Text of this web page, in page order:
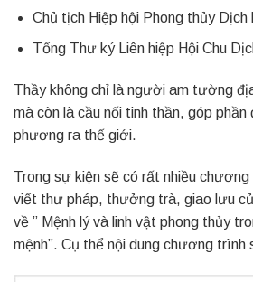
Chủ tịch Hiệp hội Phong thủy Dịch
Tổng Thư ký Liên hiệp Hội Chu
Thầy không chỉ là người am tường
mà còn là cầu nối tinh thần, góp
phương ra thế giới.
Trong sự kiện sẽ có rất nhiều
viết thư pháp, thưởng trà, giao lưu
về ” Mệnh lý và linh vật phong thủy
mệnh”. Cụ thể nội dung chương trình